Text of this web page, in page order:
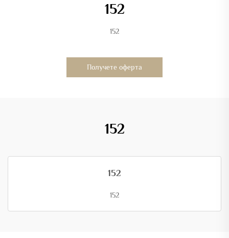
152
152
Получете оферта
152
152
152